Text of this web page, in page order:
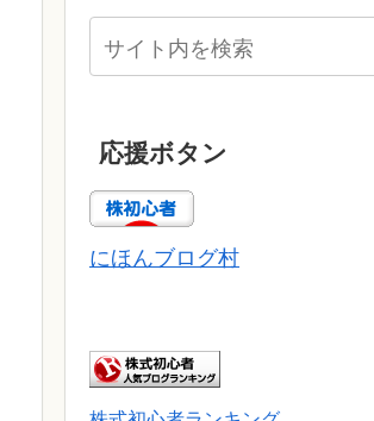
応援ボタン
にほんブログ村